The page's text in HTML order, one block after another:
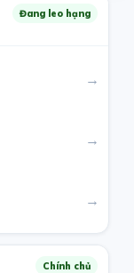
Đang leo hạng
→
→
→
Chính chủ